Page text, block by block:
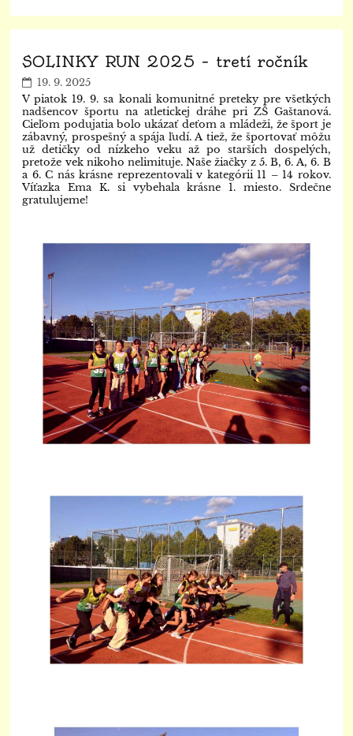
SOLINKY RUN 2025 – tretí ročník
19. 9. 2025
V piatok 19. 9. sa konali komunitné preteky pre všetkých
nadšencov športu na atletickej dráhe pri ZŠ Gaštanová.
Cieľom podujatia bolo ukázať deťom a mládeži, že šport je
zábavný, prospešný a spája ľudí. A tiež, že športovať môžu
už detičky od nízkeho veku až po starších dospelých,
pretože vek nikoho nelimituje. Naše žiačky z 5. B, 6. A, 6. B
a 6. C nás krásne reprezentovali v kategórii 11 – 14 rokov.
Víťazka Ema K. si vybehala krásne 1. miesto. Srdečne
gratulujeme!